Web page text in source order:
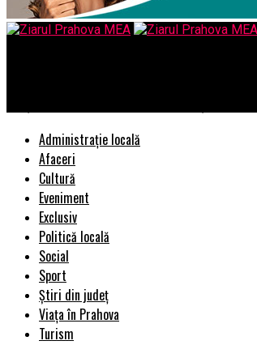
Administrație locală
Afaceri
Cultură
Eveniment
Exclusiv
Politică locală
Social
Sport
Știri din județ
Viața în Prahova
Turism